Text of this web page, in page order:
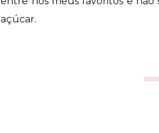
açúcar.